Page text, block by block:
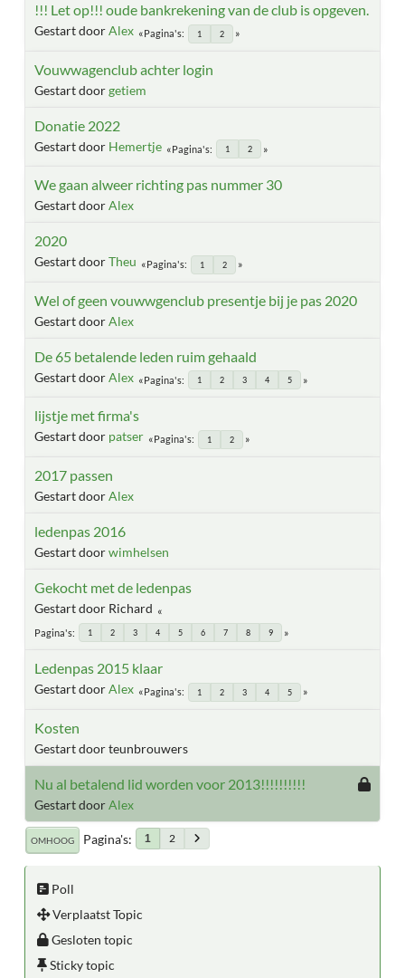
!!! Let op!!! oude bankrekening van de club is opgeven.
Gestart doorAlex Pagina's 1 2
Vouwwagenclub achter login
Gestart doorgetiem
Donatie 2022
Gestart door Hemertje Pagina's 1 2
We gaan alweer richting pas nummer 30
Gestart doorAlex
2020
Gestart doorTheu Pagina's 1 2
Wel of geen vouwwgenclub presentje bij je pas 2020
Gestart doorAlex
De 65 betalende leden ruim gehaald
Gestart doorAlex Pagina's 1 2 3 4 5
lijstje met firma's
Gestart door patser Pagina's 1 2
2017 passen
Gestart doorAlex
ledenpas 2016
Gestart doorwimhelsen
Gekocht met de ledenpas
Gestart door Richard
Pagina's 1 2 3 4 5 6 7 8 9
Ledenpas 2015 klaar
Gestart doorAlex Pagina's 1 2 3 4 5
Kosten
Gestart door teunbrouwers
Nu al betalend lid worden voor 2013!!!!!!!!!!
Gestart doorAlex
OMHOOG Pagina's 1 2
Poll
Verplaatst Topic
Gesloten topic
Sticky topic